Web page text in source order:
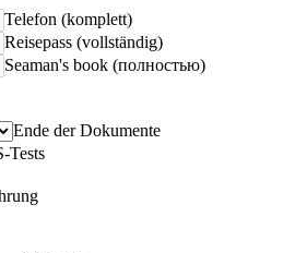
Telefon (komplett)
Reisepass (vollständig)
Seaman's book (полностью)
Ende der Dokumente
Tests